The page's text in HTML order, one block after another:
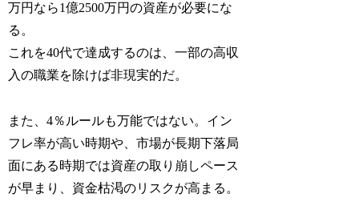
万円なら1億2500万円の資産が必要にな
る。
これを40代で達成するのは、一部の高収
入の職業を除けば非現実的だ。
また、4％ルールも万能ではない。イン
フレ率が高い時期や、市場が長期下落局
面にある時期では資産の取り崩しペース
が早まり、資金枯渇のリスクが高まる。